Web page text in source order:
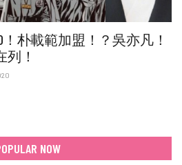
！朴載範加盟！？吳亦凡！
列！
NOW